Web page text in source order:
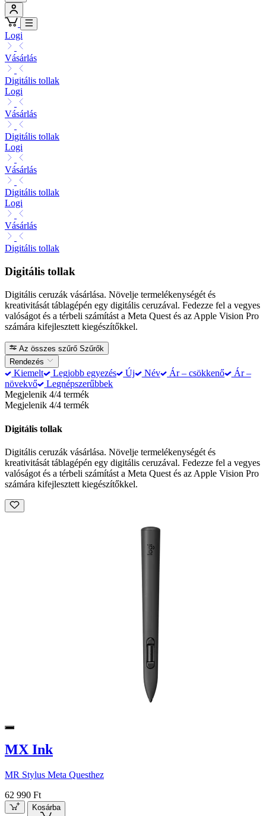
Logi
Vásárlás
Digitális tollak
Logi
Vásárlás
Digitális tollak
Logi
Vásárlás
Digitális tollak
Logi
Vásárlás
Digitális tollak
Digitális tollak
Digitális ceruzák vásárlása. Növelje termelékenységét és
kreativitását táblagépén egy digitális ceruzával. Fedezze fel a vegyes
valóságot és a térbeli számítást a Meta Quest és az Apple Vision Pro
számára kifejlesztett kiegészítőkkel.
Az összes szűrő Szűrők
Rendezés
Kiemelt Legjobb egyezés Új Név Ár – csökkenő
Ár –
növekvő
Legnépszerűbbek
Megjelenik 4/4 termék
Megjelenik 4/4 termék
Digitális tollak
Digitális ceruzák vásárlása. Növelje termelékenységét és
kreativitását táblagépén egy digitális ceruzával. Fedezze fel a vegyes
valóságot és a térbeli számítást a Meta Quest és az Apple Vision Pro
számára kifejlesztett kiegészítőkkel.
MX Ink
MR Stylus Meta Questhez
62 990 Ft
Kosárba